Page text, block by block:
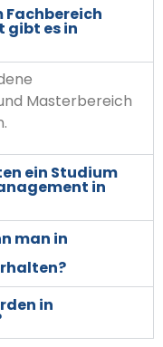
Fachbereich
gibt es in
Masterbereich
ein Studium
in
man in
in